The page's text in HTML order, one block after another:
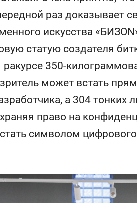
раз доказывает
искусства
статую создателя
350-
может встать
а 304 тонких
право на
символом